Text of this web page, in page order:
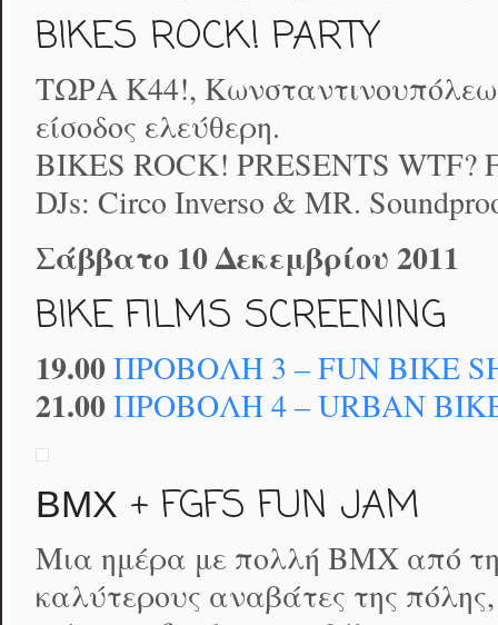
BIKES ROCK! PARTY
TΩΡΑ Κ44!,
είσοδος ελεύθερη.
BIKES ROCK! PRESENTS WTF?
DJs: Circo Inverso & MR.
Σάββατο 10 Δεκεμβρίου 2011
BIKE FILMS SCREENING
19.00ΠΡΟΒΟΛΗ 3 – FUN BIKE
21.00ΠΡΟΒΟΛΗ 4 – URBAN
ΒΜΧ + FGFS FUN JAM
Μια ημέρα με πολλή ΒΜΧ από
καλύτερους αναβάτες της